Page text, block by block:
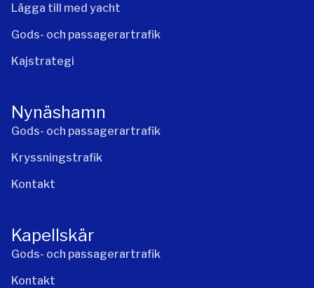
Lägga till med yacht
Gods- och passagerartrafik
Kajstrategi
Nynäshamn
Gods- och passagerartrafik
Kryssningstrafik
Kontakt
Kapellskär
Gods- och passagerartrafik
Kontakt